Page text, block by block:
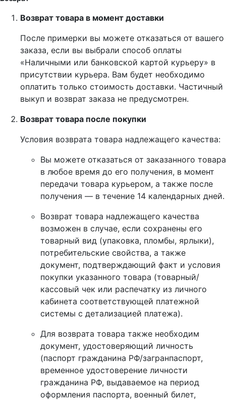
Возврат товара в момент доставки
После примерки вы можете отказаться от вашего
заказа, если вы выбрали способ оплаты
«Наличными или банковской картой курьеру» в
присутствии курьера. Вам будет необходимо
оплатить только стоимость доставки. Частичный
выкуп и возврат заказа не предусмотрен.
Возврат товара после покупки
Условия возврата товара надлежащего качества:
Вы можете отказаться от заказанного товара
в любое время до его получения, в момент
передачи товара курьером, а также после
получения — в течение 14 календарных дней.
Возврат товара надлежащего качества
возможен в случае, если сохранены его
товарный вид (упаковка, пломбы, ярлыки),
потребительские свойства, а также
документ, подтверждающий факт и условия
покупки указанного товара (товарный/
кассовый чек или распечатку из личного
кабинета соответствующей платежной
системы с детализацией платежа).
Для возврата товара также необходим
документ, удостоверяющий личность
(паспорт гражданина РФ/загранпаспорт,
временное удостоверение личности
гражданина РФ, выдаваемое на период
оформления паспорта, военный билет,